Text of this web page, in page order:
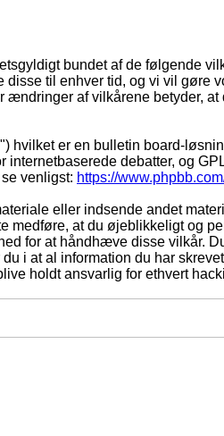
bundet af de følgende
til enhver tid, og vi vil gøre
ændringer af vilkårene betyder, at
hvilket er en bulletin board-
internetbaserede debatter, og
venligst: https://
eller indsende andet
medføre, at du øjeblikkeligt og
for at håndhæve disse vilkår.
i at al information du har
holdt ansvarlig for ethvert